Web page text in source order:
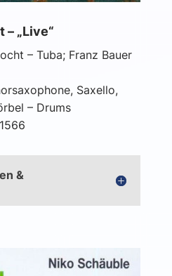
– „Live“
– Tuba; Franz Bauer
Saxello,
– Drums
&